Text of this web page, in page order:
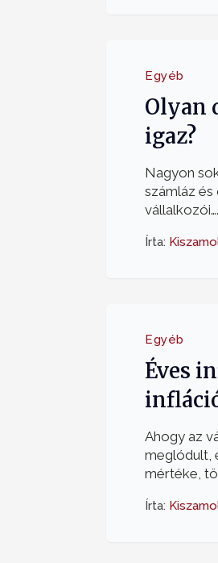
Egyéb
Olyan
igaz?
Nagyon
számláz és
Írta:
Egyéb
Éves
Ahogy az
meglódult,
mértéke,
Írta: